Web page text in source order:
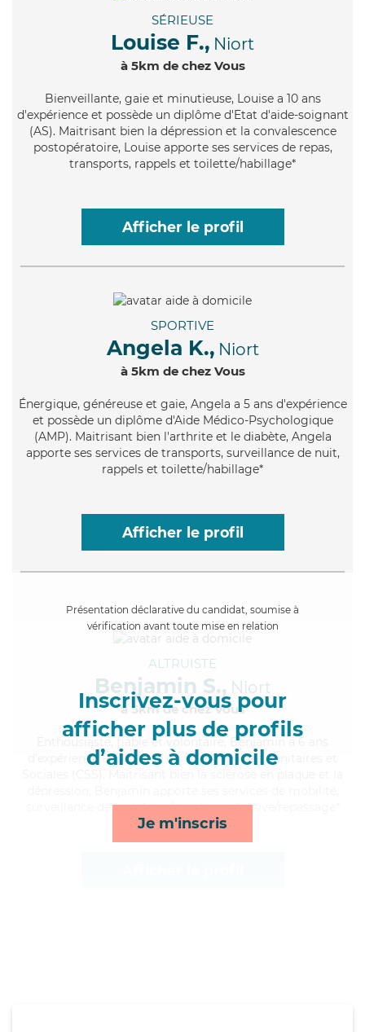
SÉRIEUSE
Louise F., Niort
à 5km de chez Vous
Bienveillante, gaie et minutieuse, Louise a 10 ans
d'expérience et possède un diplôme d'Etat d'aide-soignant
(AS). Maitrisant bien la dépression et la convalescence
postopératoire, Louise apporte ses services de repas,
transports, rappels et toilette/habillage*
Afficher le profil
SPORTIVE
Angela K., Niort
à 5km de chez Vous
Énergique, généreuse et gaie, Angela a 5 ans d'expérience
et possède un diplôme d'Aide Médico-Psychologique
(AMP). Maitrisant bien l'arthrite et le diabète, Angela
apporte ses services de transports, surveillance de nuit,
rappels et toilette/habillage*
Afficher le profil
Présentation déclarative du candidat, soumise à
vérification avant toute mise en relation
Inscrivez-vous pour
afficher plus de profils
d’aides à domicile
Je m'inscris
ALTRUISTE
Benjamin S., Niort
à 5km de chez Vous
, fiable et volontaire, Benjamin a 6 ans
d'expérience et possède un BEP Carrières Sanitaires et
surveillance de nuit, lever/coucher et lessive/repassage*